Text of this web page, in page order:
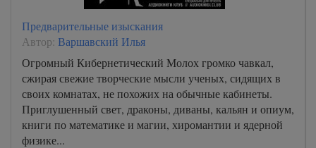
Предварительные изыскания
Автор: Варшавский Илья
Огромный Кибернетический Молох громко чавкал,
сжирая свежие творческие мысли ученых, сидящих в
своих комнатах, не похожих на обычные кабинеты.
Приглушенный свет, драконы, диваны, кальян и опиум,
книги по математике и магии, хиромантии и ядерной
физике...